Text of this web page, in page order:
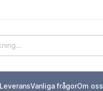
LeveransVanliga frågorOm oss